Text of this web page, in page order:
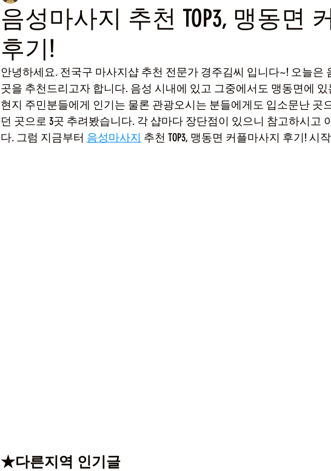
음성마사지 추천 TOP3, 맹동면
후기!
안녕하세요. 전국구 마사지샵 추천 전문가 경주김씨 입니다~! 오늘은
곳을 추천드리고자 합니다. 음성 시내에 있고 그중에서도 맹동면에
현지 주민분들에게 인기는 물론 관광오시는 분들에게도 입소문난 곳
던 곳으로 3곳 추려봤습니다. 각 샵마다 장단점이 있으니 참고하시고
다. 그럼 지금부터 음성마사지 추천 TOP3, 맹동면 커플마사지 후기! 시
★다른지역 인기글